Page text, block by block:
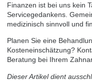
Finanzen ist bei uns kein
Servicegedankens.
medizinisch sinnvoll und
Planen Sie eine
Kosteneinschätzung?
Beratung bei Ihrem
Dieser Artikel dient